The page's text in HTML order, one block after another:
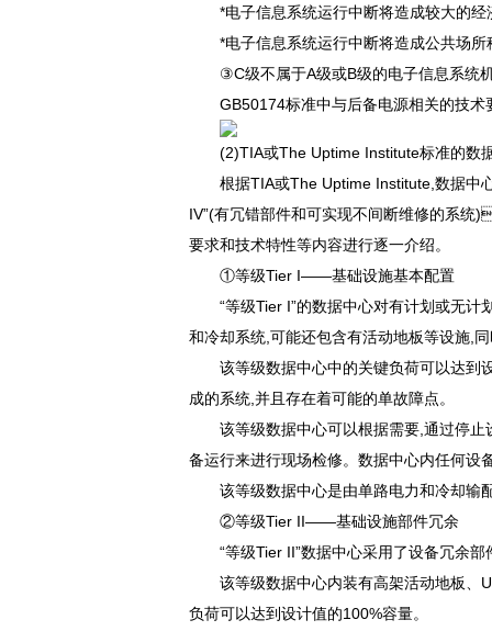
*电子信息系统运行中断将造成较大的经
*电子信息系统运行中断将造成公共场所秩序
③C级不属于A级或B级的电子信息系统机房
GB50174标准中与后备电源相关的技术要
(2)TIA或The Uptime Institute标准的数
根据TIA或The Uptime Institute,数据中
IV”(有冗错部件和可实现不间断维修的系统
要求和技术特性等内容进行逐一介绍。
①等级Tier I——基础设施基本配置
“等级Tier I”的数据中心对有计划或无计
和冷却系统,可能还包含有活动地板等设施,同
该等级数据中心中的关键负荷可以达到
成的系统,并且存在着可能的单故障点。
该等级数据中心可以根据需要,通过停
备运行来进行现场检修。数据中心内任何设
该等级数据中心是由单路电力和冷却输配
②等级Tier II——基础设施部件冗余
“等级Tier II”数据中心采用了设备冗余部
该等级数据中心内装有高架活动地板
负荷可以达到设计值的100%容量。